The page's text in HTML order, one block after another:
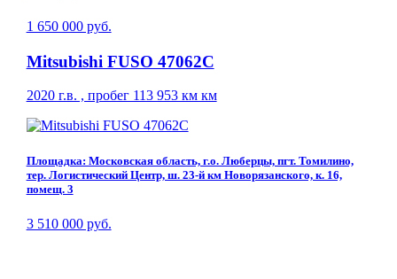
1 650 000 руб.
Mitsubishi FUSO 47062C
2020 г.в. , пробег 113 953 км км
Площадка: Московская область, г.о. Люберцы, пгт. Томилино,
тер. Логистический Центр, ш. 23-й км Новорязанского, к. 16,
помещ. 3
3 510 000 руб.